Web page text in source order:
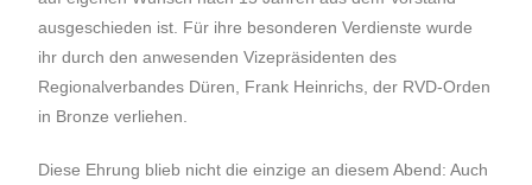
ausgeschieden ist. Für ihre besonderen Verdienste wurde
ihr durch den anwesenden Vizepräsidenten des
Regionalverbandes Düren, Frank Heinrichs, der RVD-Orden
in Bronze verliehen.
Diese Ehrung blieb nicht die einzige an diesem Abend: Auch